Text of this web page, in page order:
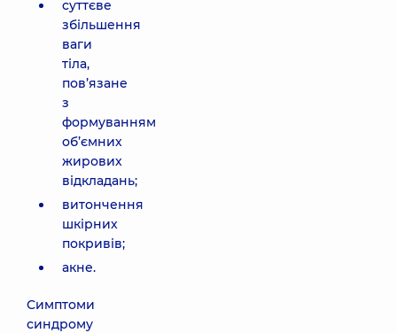
суттєве
збільшення
ваги
тіла,
пов’язане
з
формуванням
об’ємних
жирових
відкладань;
витончення
шкірних
покривів;
акне.
Симптоми
синдрому